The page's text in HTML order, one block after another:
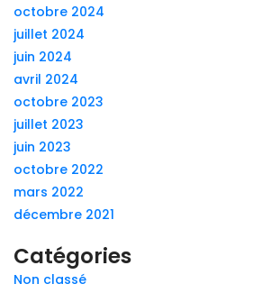
octobre 2024
juillet 2024
juin 2024
avril 2024
octobre 2023
juillet 2023
juin 2023
octobre 2022
mars 2022
décembre 2021
Catégories
Non classé